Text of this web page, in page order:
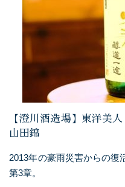
【澄川酒造場】東洋
山田錦
2013年の豪雨災害からの復
第3章。